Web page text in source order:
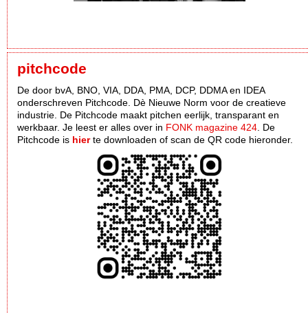
pitchcode
De door bvA, BNO, VIA, DDA, PMA, DCP, DDMA en IDEA
onderschreven Pitchcode. Dè Nieuwe Norm voor de creatieve
industrie. De Pitchcode maakt pitchen eerlijk, transparant en
werkbaar. Je leest er alles over in FONK magazine 424 . De
Pitchcode is hierte downloaden of scan de QR code hieronder.